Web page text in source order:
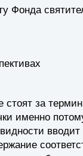
Фонда
стоят за
именно
вводит